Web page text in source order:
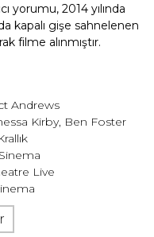
yorumu, 2014 yılında
kapalı gişe sahnelenen
filme alınmıştır.
Andrews
Kirby, Ben Foster
Live